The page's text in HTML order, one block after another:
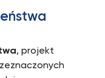
, projekt